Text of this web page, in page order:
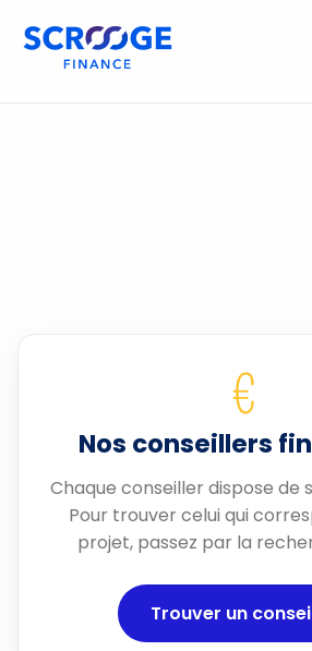
€
Nos conseillers
Chaque conseiller dispose de
Pour trouver celui qui
projet, passez par la
Trouver un